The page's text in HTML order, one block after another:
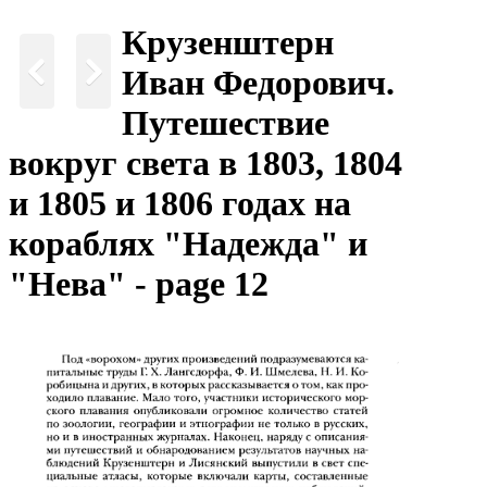
Крузенштерн
Иван Федорович.
Путешествие
вокруг света в 1803, 1804
и 1805 и 1806 годах на
кораблях "Надежда" и
"Нева" - page 12